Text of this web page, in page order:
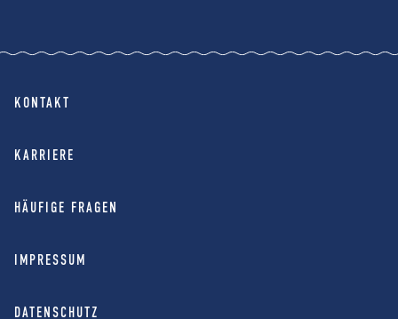
KONTAKT
KARRIERE
HÄUFIGE FRAGEN
IMPRESSUM
DATENSCHUTZ